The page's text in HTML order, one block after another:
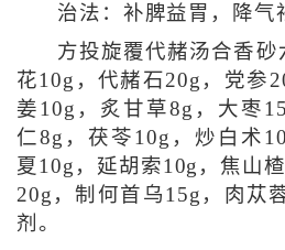
治法：补脾益胃，降气
方投旋覆代赭汤合香砂
花10g，代赭石20g，党参
姜10g，炙甘草8g，大枣
仁8g，茯苓10g，炒白术
夏10g，延胡索10g，焦山
20g，制何首乌15g，肉苁
剂。